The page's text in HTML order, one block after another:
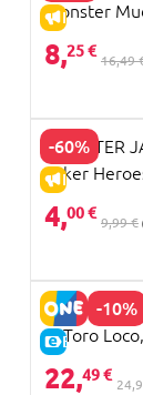
Monster
8,25 €
16,49
-60%
MONSTER
Joker
6064604
4,00 €
9,99 €
-10%
E-KAINA
MONSTER
El Toro
22,49 €